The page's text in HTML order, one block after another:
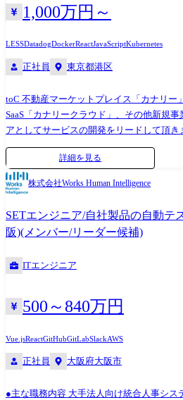
トなどが進行しています。 <レバウェル開発部> 医療・介護・ヘルスケア
領域における転職支援サービス「レバウェ
に関わる施策の実行や、社内ユーザー体験
り、事業戦略を意識して開発ができる方を募集し
開発部> HR系SaaSプロダクト「NALYSYS
務領域のグロースを支えるとともに、新
んでいます。 機能追加や保守運用だけでな
ンフラ構築に至るまで、幅広い業務を担う
バックエンド、インフラなど多岐にわたる
目指せます。 さらに、事業企画や営業、デ
する職能横断型のチーム体制を採用して
吸収しながら成長できる機会が豊富にあ
クトのグロースを推進してくれる仲間を募集してい
の技術力向上を目指す部署です。CoEとし
響する開発、活動を行っています。 ・SREチーム インフラ、運用、パフ
ォーマンスチューニング、アーキテクチャ
プラットフォームを開発しているチームで
より効率的、効果的にするために日々奮闘しています
への拡張を見据えています。 【組織体制】 2025年4月にデジタル本部を
新設。 DX推進部・システム開発部・コー
たメンバーが参画しています。 そのほと
ド:Vue.js(Nuxt.js) ・バックエンド:Go、goa
インフラ:AWS、Docker、Terraform ・監視
Actions ・AI開発ツール:Claude Code、
Copilot ・コラボレーション:GitHub、
Figma 【責任/アカウンタビリティ】 ・利用者向けアプリのバックエンド
開発における技術的意思決定 ・基幹システ
設計・実装 ・要件定義から実装、リリース
プロジェクト推進 ・事業部メンバーとの
【業務内容の変更範囲】 当社業務全般
1,000万円～
LESSDatadogDockerReactJavaScriptKubernetes
正社員 東京都港区
toC 不動産マーケットプレイス「カナリー
SaaS「カナリークラウド」、その他新規
アとしてサービスの開発をリードして頂きます。 各プロダクト
ダクト全体のエンジニアリングを統括する
がおり、テックリードは各技術領域におけ
います。モバイルアプリのテックリードの
に関して技術的意思決定、品質担保のため
上、採用活動などを担って頂きます。 ※配属先については、カジュアル
面談や選考を通じ、ご本人の希望やマッ
ていただきます。 職務内容 ●ユーザー向けのモバイルアプリの開発 ●ア
ルアプリ] ・Expoのライブラリを取り入れ
・APIはgRPC-Webで構築 ・E2Eテストを整備中 [Webフロントエ
TypeScript / React / Next.jsによるCSR, SSR
ート環境を整備 ・GoogleAnalytics, Search
エンド] ・Go言語 / Cloud Spanner /
詳細を見る
株式会社Works Human Intelligence
SETエンジニア/自社製品の自動テ
阪)(メンバー/リーダー候補)
ITエンジニア
500～840万円
Vue.jsReactGitHubGitLabSlackAWS
正社員 大阪府大阪市
●主な職務内容 大手法人向け統合人事シス